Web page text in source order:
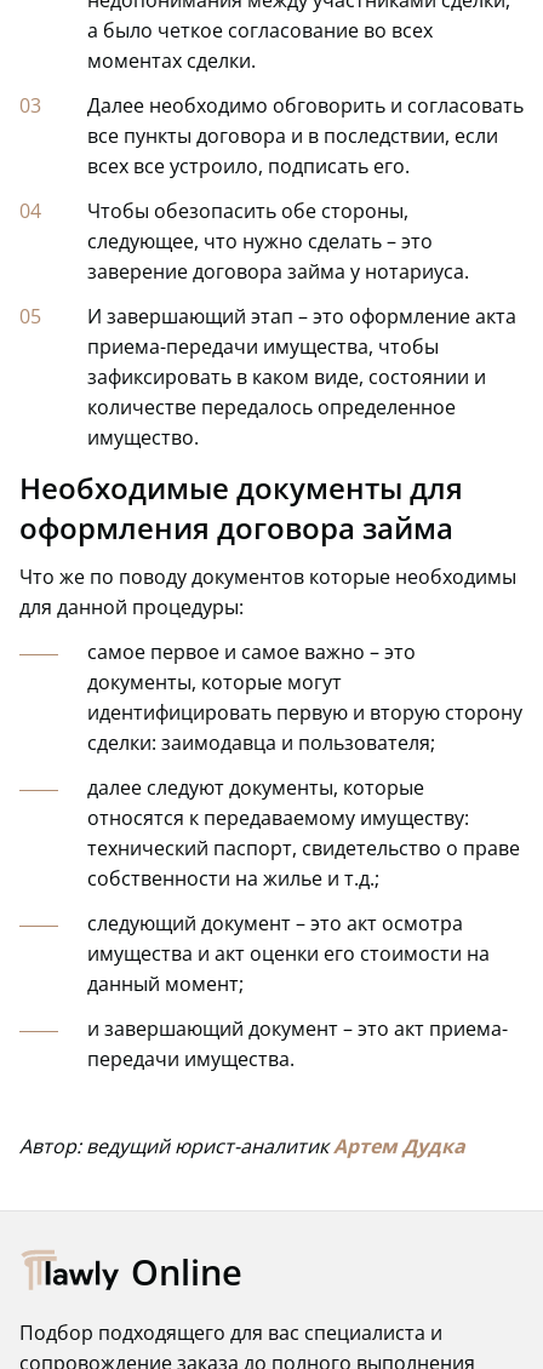
а было четкое согласование во всех
моментах сделки.
Далее необходимо обговорить и согласовать
все пункты договора и в последствии, если
всех все устроило, подписать его.
Чтобы обезопасить обе стороны,
следующее, что нужно сделать – это
заверение договора займа у нотариуса.
И завершающий этап – это оформление акта
приема-передачи имущества, чтобы
зафиксировать в каком виде, состоянии и
количестве передалось определенное
имущество.
Необходимые документы для
оформления договора займа
Что же по поводу документов которые необходимы
для данной процедуры:
самое первое и самое важно – это
документы, которые могут
идентифицировать первую и вторую сторону
сделки: заимодавца и пользователя;
далее следуют документы, которые
относятся к передаваемому имуществу:
технический паспорт, свидетельство о праве
собственности на жилье и т.д.;
следующий документ – это акт осмотра
имущества и акт оценки его стоимости на
данный момент;
и завершающий документ – это акт приема-
передачи имущества.
Автор: ведущий юрист-аналитикАртем Дудка
Online
Подбор подходящего для вас специалиста и
сопровождение заказа до полного выполнения